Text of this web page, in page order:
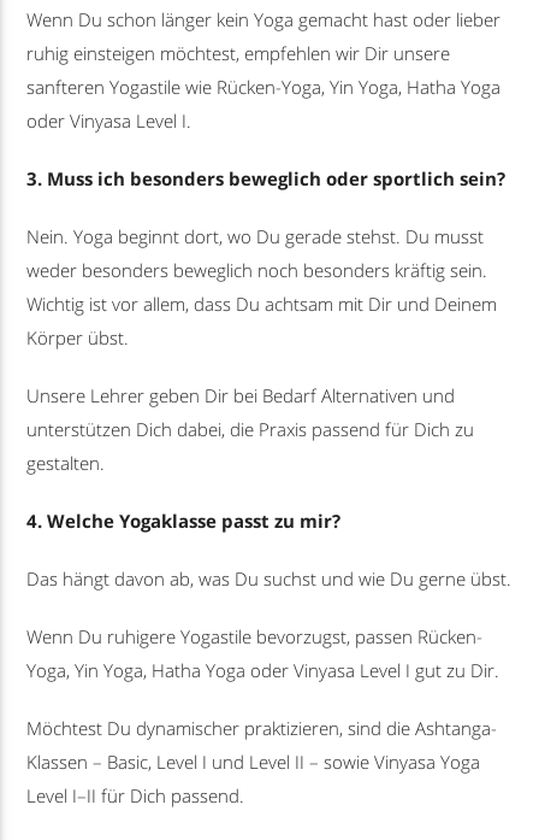
Wenn Du schon länger kein Yoga gemacht hast oder lieber
ruhig einsteigen möchtest, empfehlen wir Dir unsere
sanfteren Yogastile wie Rücken-Yoga, Yin Yoga, Hatha Yoga
oder Vinyasa Level I.
3. Muss ich besonders beweglich oder sportlich sein?
Nein. Yoga beginnt dort, wo Du gerade stehst. Du musst
weder besonders beweglich noch besonders kräftig sein.
Wichtig ist vor allem, dass Du achtsam mit Dir und Deinem
Körper übst.
Unsere Lehrer geben Dir bei Bedarf Alternativen und
unterstützen Dich dabei, die Praxis passend für Dich zu
gestalten.
4. Welche Yogaklasse passt zu mir?
Das hängt davon ab, was Du suchst und wie Du gerne übst.
Wenn Du ruhigere Yogastile bevorzugst, passen Rücken-
Yoga, Yin Yoga, Hatha Yoga oder Vinyasa Level I gut zu Dir.
Möchtest Du dynamischer praktizieren, sind die Ashtanga-
Klassen – Basic, Level I und Level II – sowie Vinyasa Yoga
Level I–II für Dich passend.